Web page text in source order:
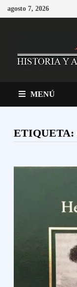
Saltar
al
agosto 7, 2026
MENÚ
ETIQUETA: